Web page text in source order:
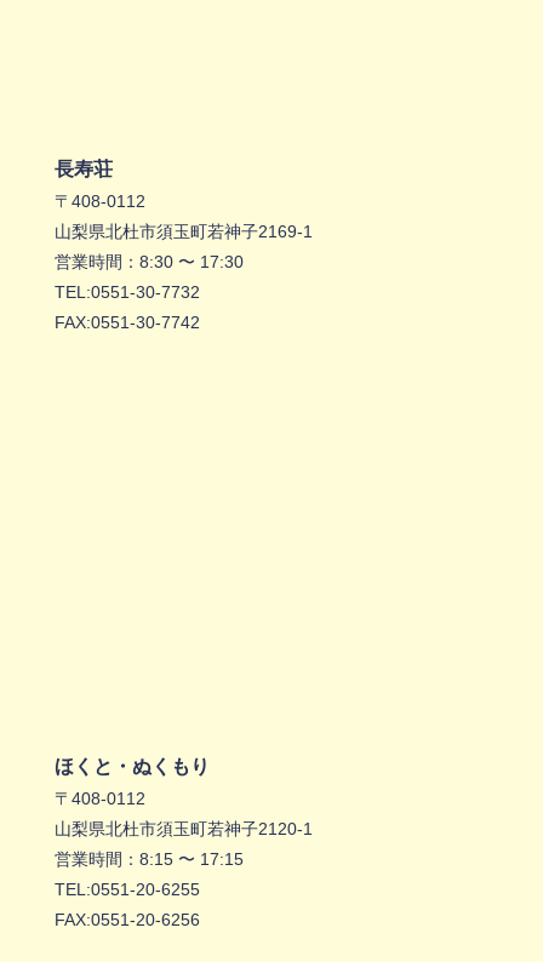
長寿荘
〒408-0112
山梨県北杜市須玉町若神子2169-1
営業時間：8:30 〜 17:30
TEL:0551-30-7732
FAX:0551-30-7742
ほくと・ぬくもり
〒408-0112
山梨県北杜市須玉町若神子2120-1
営業時間：8:15 〜 17:15
TEL:0551-20-6255
FAX:0551-20-6256